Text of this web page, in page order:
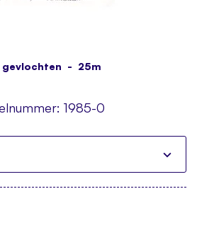
gevlochten - 25m
1985-0